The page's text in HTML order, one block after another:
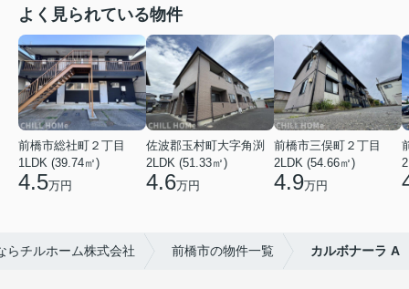
よく見られている物件
前橋市総社町２丁目
1LDK (39.74㎡)
4.5万円
佐波郡玉村町大字角渕
2LDK (51.33㎡)
4.6万円
前橋市三俣町２丁目
2LDK (54.66㎡)
4.9万円
らチルホーム株式会社 前橋市の物件一覧 カルボナーラ A